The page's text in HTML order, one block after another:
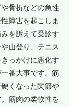
骨折などの急性
障害を起こしま
を訴えて受診す
山登り、テニス
っかけに悪化す
番大事です。筋
くなった関節や
筋肉の柔軟性を